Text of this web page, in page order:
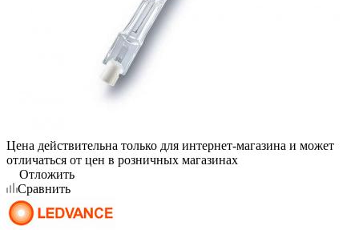
Цена действительна только для интернет-магазина и может
отличаться от цен в розничных магазинах
Отложить
Сравнить